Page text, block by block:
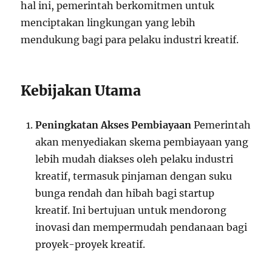
hal ini, pemerintah berkomitmen untuk
menciptakan lingkungan yang lebih
mendukung bagi para pelaku industri kreatif.
Kebijakan Utama
Peningkatan Akses Pembiayaan Pemerintah
akan menyediakan skema pembiayaan yang
lebih mudah diakses oleh pelaku industri
kreatif, termasuk pinjaman dengan suku
bunga rendah dan hibah bagi startup
kreatif. Ini bertujuan untuk mendorong
inovasi dan mempermudah pendanaan bagi
proyek-proyek kreatif.